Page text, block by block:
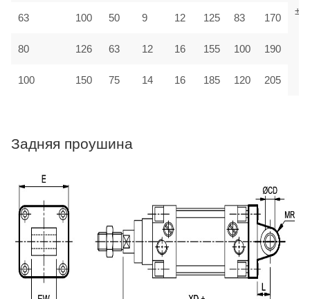
63 100 50 9 12 125 83 170
80 126 63 12 16 155 100 190
100 150 75 14 16 185 120 205
Задняя проушина